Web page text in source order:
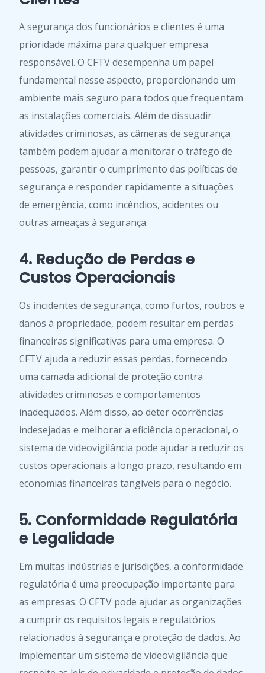
A segurança dos funcionários e clientes é uma
prioridade máxima para qualquer empresa
responsável. O CFTV desempenha um papel
fundamental nesse aspecto, proporcionando um
ambiente mais seguro para todos que frequentam
as instalações comerciais. Além de dissuadir
atividades criminosas, as câmeras de segurança
também podem ajudar a monitorar o tráfego de
pessoas, garantir o cumprimento das políticas de
segurança e responder rapidamente a situações
de emergência, como incêndios, acidentes ou
outras ameaças à segurança.
4. Redução de Perdas e
Custos Operacionais
Os incidentes de segurança, como furtos, roubos e
danos à propriedade, podem resultar em perdas
financeiras significativas para uma empresa. O
CFTV ajuda a reduzir essas perdas, fornecendo
uma camada adicional de proteção contra
atividades criminosas e comportamentos
inadequados. Além disso, ao deter ocorrências
indesejadas e melhorar a eficiência operacional, o
sistema de videovigilância pode ajudar a reduzir os
custos operacionais a longo prazo, resultando em
economias financeiras tangíveis para o negócio.
5. Conformidade Regulatória
e Legalidade
Em muitas indústrias e jurisdições, a conformidade
regulatória é uma preocupação importante para
as empresas. O CFTV pode ajudar as organizações
a cumprir os requisitos legais e regulatórios
relacionados à segurança e proteção de dados. Ao
implementar um sistema de videovigilância que